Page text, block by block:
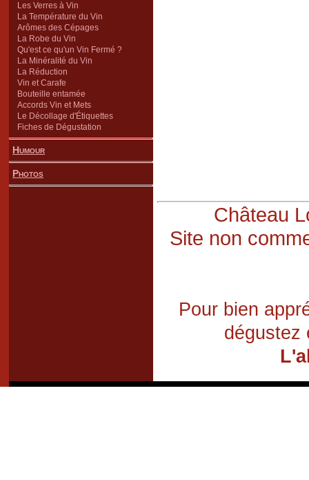
Les Verres à Vin
La Température du Vin
Arômes des Cépages
La Robe du Vin
Qu'est ce qu'un Vin Fermé ?
La Minéralité du Vin
La Réduction
Vin et Carafe
Bouteille entamée
Accords Vin et Mets
Le Décollage d'Étiquettes
Fiches de Dégustation
Humour
Photos
Château
Site non
Pour bien
dégustez